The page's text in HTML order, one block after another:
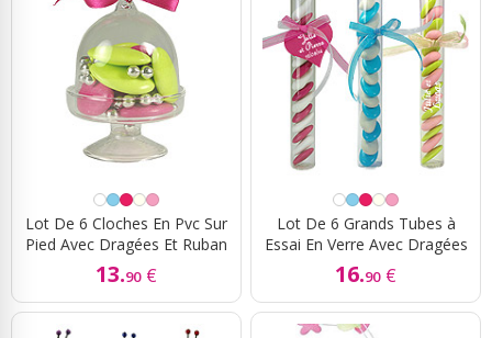
Lot De 6 Cloches En Pvc Sur
Pied Avec Dragées Et Ruban
13.90 €
Lot De 6 Grands Tubes à
Essai En Verre Avec Dragées
16.90 €